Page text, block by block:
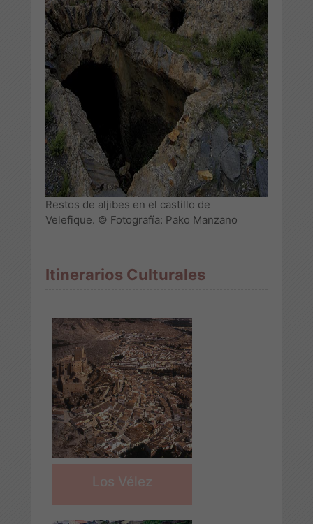
Restos de aljibes en el castillo de
Velefique. © Fotografía: Pako Manzano
Itinerarios Culturales
Los Vélez